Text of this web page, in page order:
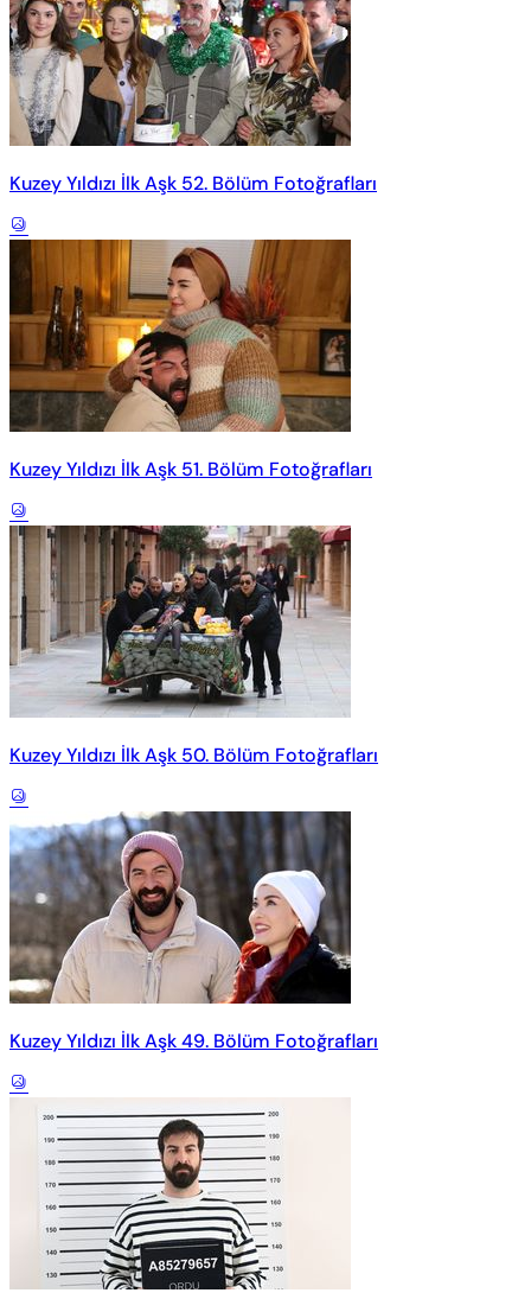
Kuzey Yıldızı İlk Aşk 52. Bölüm Fotoğrafları
Kuzey Yıldızı İlk Aşk 51. Bölüm Fotoğrafları
Kuzey Yıldızı İlk Aşk 50. Bölüm Fotoğrafları
Kuzey Yıldızı İlk Aşk 49. Bölüm Fotoğrafları